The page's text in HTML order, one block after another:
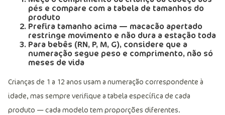
pés e compare com a tabela de tamanhos do
produto
Prefira tamanho acima — macacão apertado
restringe movimento e não dura a estação toda
Para bebês (RN, P, M, G), considere que a
numeração segue peso e comprimento, não só
meses de vida
Crianças de 1 a 12 anos usam a numeração correspondente à
idade, mas sempre verifique a tabela específica de cada
produto — cada modelo tem proporções diferentes.